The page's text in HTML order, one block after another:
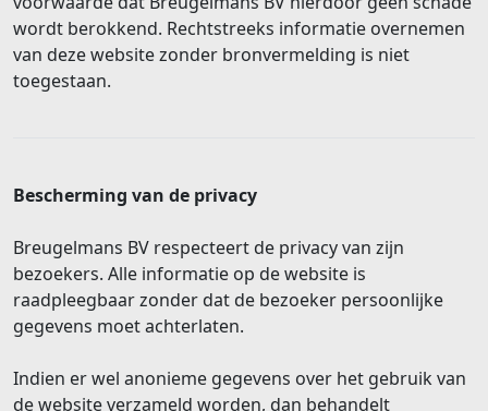
wordt berokkend. Rechtstreeks informatie overnemen
van deze website zonder bronvermelding is niet
toegestaan.
Bescherming van de privacy
Breugelmans BV respecteert de privacy van zijn
bezoekers. Alle informatie op de website is
raadpleegbaar zonder dat de bezoeker persoonlijke
gegevens moet achterlaten.
Indien er wel anonieme gegevens over het gebruik van
de website verzameld worden, dan behandelt